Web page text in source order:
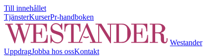
Till innehållet
TjänsterKurserPr-handboken
Westander
UppdragJobba hos ossKontakt